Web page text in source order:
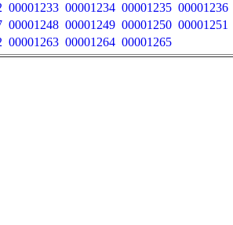
00001233 00001234 00001235 00001236
00001248 00001249 00001250 00001251
00001263 00001264 00001265